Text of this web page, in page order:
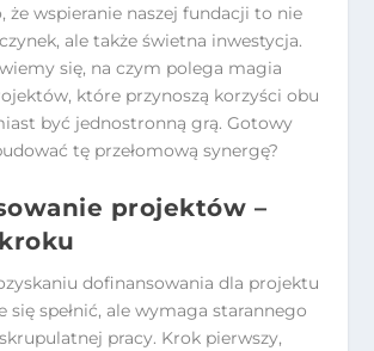
że wspieranie naszej fundacji to nie
ale także świetna inwestycja.
się, na czym polega magia
które przynoszą korzyści obu
być jednostronną grą. Gotowy
tę przełomową synergę?
projektów –
dofinansowania dla projektu
się spełnić, ale wymaga starannego
pracy. Krok pierwszy,